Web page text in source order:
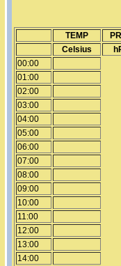
TEMP
Celsius
00:00
01:00
02:00
03:00
04:00
05:00
06:00
07:00
08:00
09:00
10:00
11:00
12:00
13:00
14:00